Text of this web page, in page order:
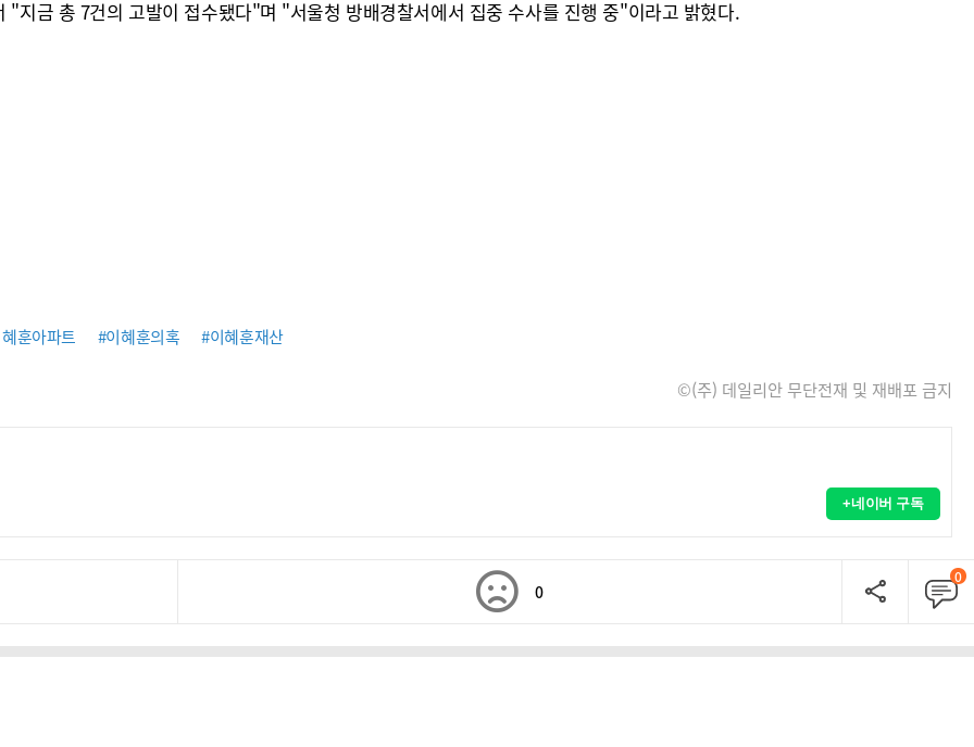
지금 총 7건의 고발이 접수됐다"며 "서울청 방배경찰서에서 집중 수사를 진행 중"이라고 밝혔다.
훈아파트 #이혜훈의혹 #이혜훈재산
©(주) 데일리안 무단전재 및 재배포 금지
+네이버 구독
0
0